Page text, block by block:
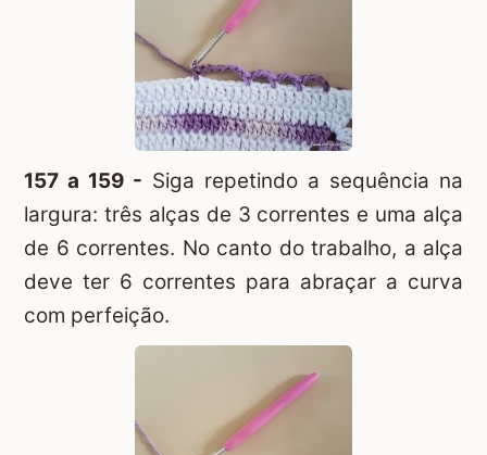
157 a 159 - Siga repetindo a sequência na
largura: três alças de 3 correntes e uma alça
de 6 correntes. No canto do trabalho, a alça
deve ter 6 correntes para abraçar a curva
com perfeição.